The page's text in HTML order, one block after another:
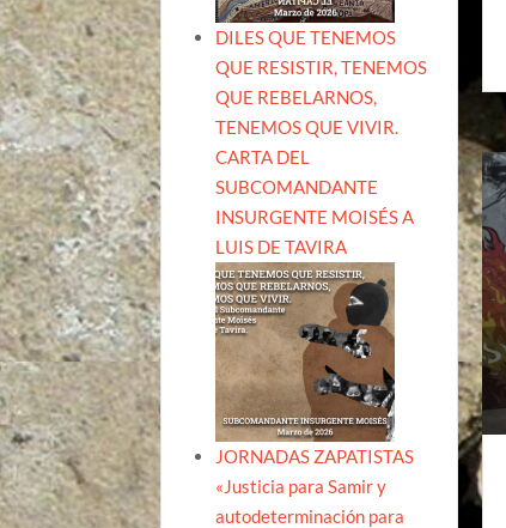
DILES QUE TENEMOS
QUE RESISTIR, TENEMOS
QUE REBELARNOS,
TENEMOS QUE VIVIR.
CARTA DEL
SUBCOMANDANTE
INSURGENTE MOISÉS A
LUIS DE TAVIRA
JORNADAS ZAPATISTAS
«Justicia para Samir y
autodeterminación para